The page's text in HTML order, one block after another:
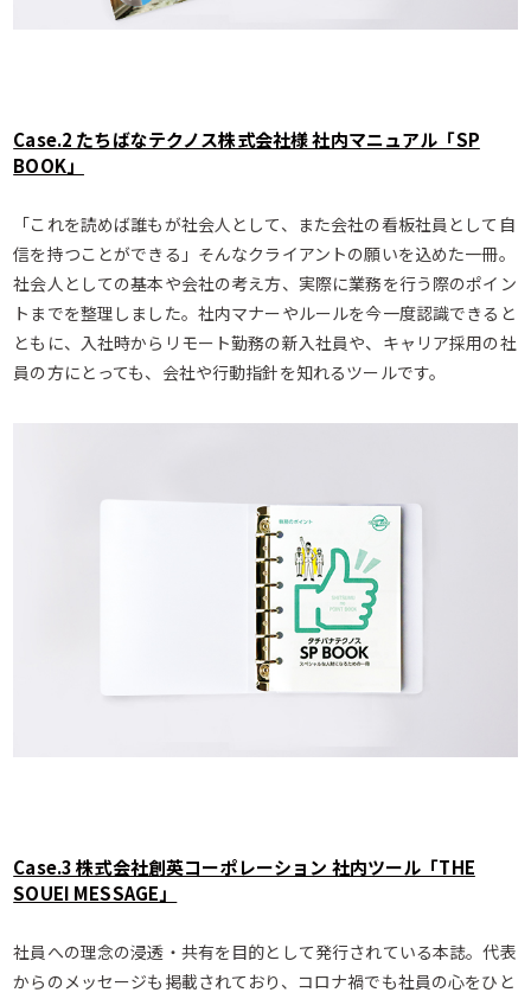
Case.2 たちばなテクノス株式会社様 社内マニュアル「SP
BOOK」
「これを読めば誰もが社会人として、また会社の看板社員として自
信を持つことができる」そんなクライアントの願いを込めた一冊。
社会人としての基本や会社の考え方、実際に業務を行う際のポイン
トまでを整理しました。社内マナーやルールを今一度認識できると
ともに、入社時からリモート勤務の新入社員や、キャリア採用の社
員の方にとっても、会社や行動指針を知れるツールです。
Case.3 株式会社創英コーポレーション 社内ツール「THE
SOUEI MESSAGE」
社員への理念の浸透・共有を目的として発行されている本誌。代表
からのメッセージも掲載されており、コロナ禍でも社員の心をひと